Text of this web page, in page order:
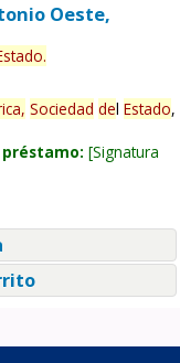
Oeste,
.
Sociedad del Estado,
Signatura